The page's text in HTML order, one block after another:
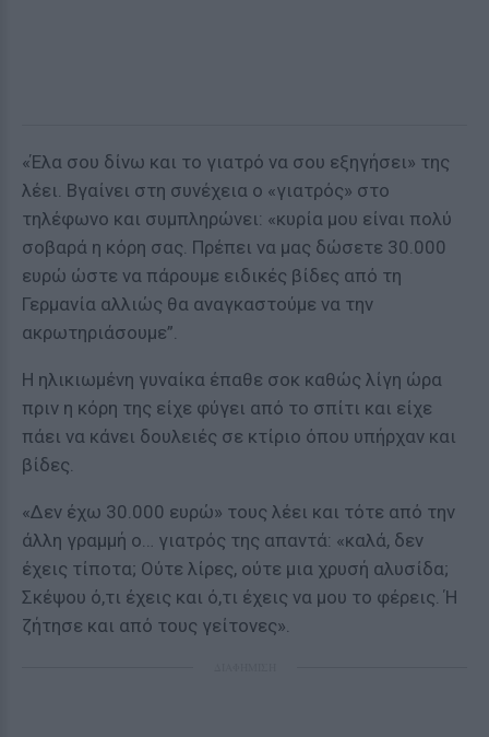
«Έλα σου δίνω και το γιατρό να σου εξηγήσει» της
λέει. Βγαίνει στη συνέχεια ο «γιατρός» στο
τηλέφωνο και συμπληρώνει: «κυρία μου είναι πολύ
σοβαρά η κόρη σας. Πρέπει να μας δώσετε 30.000
ευρώ ώστε να πάρουμε ειδικές βίδες από τη
Γερμανία αλλιώς θα αναγκαστούμε να την
ακρωτηριάσουμε”.
Η ηλικιωμένη γυναίκα έπαθε σοκ καθώς λίγη ώρα
πριν η κόρη της είχε φύγει από το σπίτι και είχε
πάει να κάνει δουλειές σε κτίριο όπου υπήρχαν και
βίδες.
«Δεν έχω 30.000 ευρώ» τους λέει και τότε από την
άλλη γραμμή ο… γιατρός της απαντά: «καλά, δεν
έχεις τίποτα; Ούτε λίρες, ούτε μια χρυσή αλυσίδα;
Σκέψου ό,τι έχεις και ό,τι έχεις να μου το φέρεις. Ή
ζήτησε και από τους γείτονες».